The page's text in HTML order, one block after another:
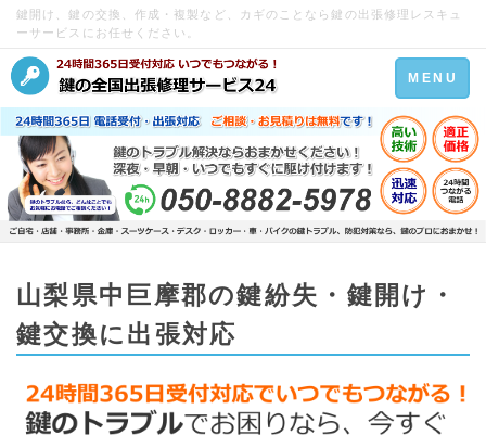
鍵開け、鍵の交換、作成・複製など、カギのことなら鍵の出張修理レスキュ
ーサービスにお任せください。
Toggle
navigation
MENU
山梨県中巨摩郡の鍵紛失・鍵開け・
鍵交換に出張対応